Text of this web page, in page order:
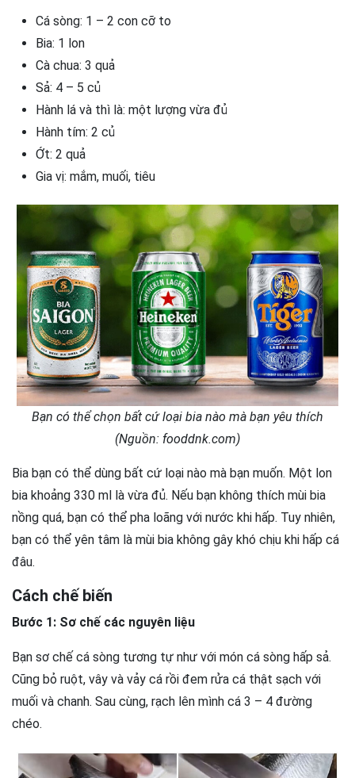
Cá sòng: 1 – 2 con cỡ to
Bia: 1 lon
Cà chua: 3 quả
Sả: 4 – 5 củ
Hành lá và thì là: một lượng vừa đủ
Hành tím: 2 củ
Ớt: 2 quả
Gia vị: mắm, muối, tiêu
Bạn có thể chọn bất cứ loại bia nào mà bạn yêu thích
(Nguồn: fooddnk.com)
Bia bạn có thể dùng bất cứ loại nào mà bạn muốn. Một lon
bia khoảng 330 ml là vừa đủ. Nếu bạn không thích mùi bia
nồng quá, bạn có thể pha loãng với nước khi hấp. Tuy nhiên,
bạn có thể yên tâm là mùi bia không gây khó chịu khi hấp cá
đâu.
Cách chế biến
Bước 1: Sơ chế các nguyên liệu
Bạn sơ chế cá sòng tương tự như với món cá sòng hấp sả.
Cũng bỏ ruột, vây và vảy cá rồi đem rửa cá thật sạch với
muối và chanh. Sau cùng, rạch lên mình cá 3 – 4 đường
chéo.